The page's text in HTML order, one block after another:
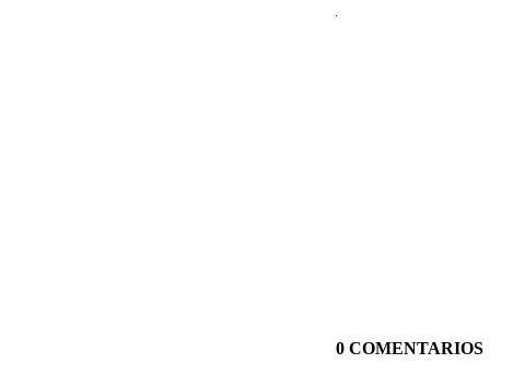
0 COMENTARIOS